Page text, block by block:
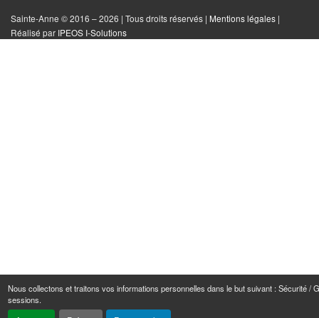
Nous collectons et traitons vos informations personnelles dans le but suivant :Sécurité /
sessions.
Facebook
Instagram
Twitterle
site
Sainte-Anne © 2016 – 2026 | Tous droits réservés | Mentions légales |
Réalisé par IPEOS I-Solutions
Réinitialiser